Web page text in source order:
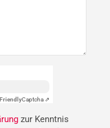
FriendlyCaptcha ⇗
zur Kenntnis